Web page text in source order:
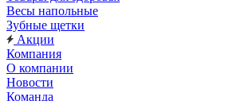
Весы напольные
Зубные щетки
Акции
Компания
О компании
Новости
Команда